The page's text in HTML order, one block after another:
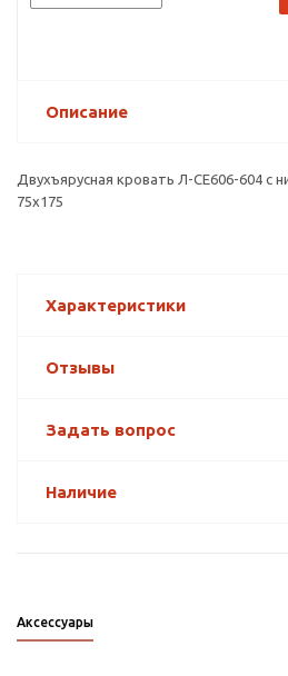
Описание
Двухъярусная кровать Л-CE606-604 с
75х175
Характеристики
Отзывы
Задать вопрос
Наличие
Аксессуары